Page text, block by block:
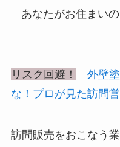
あなたがお住まい
リスク回避！
外壁
な！プロが見た訪問
訪問販売をおこなう